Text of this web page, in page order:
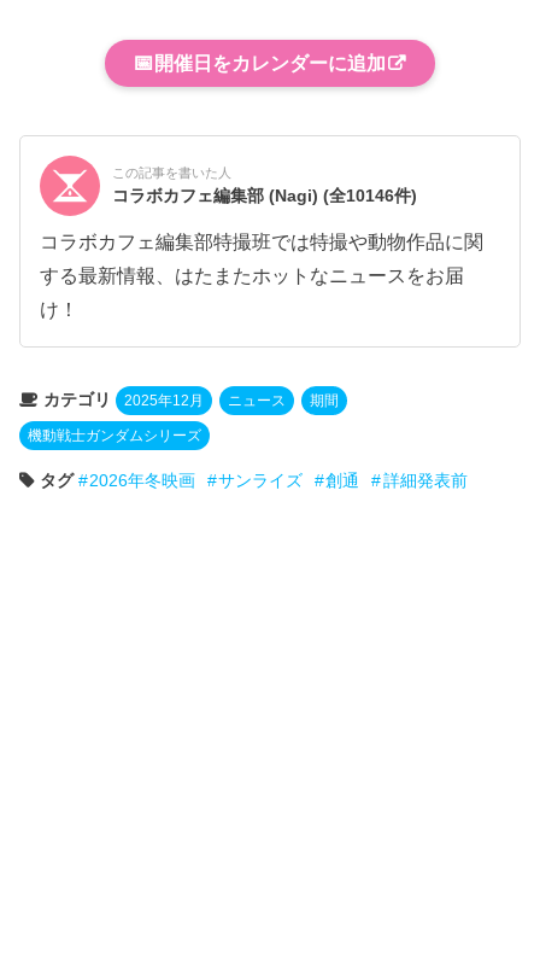
📅 開催日をカレンダーに追加
この記事を書いた人
コラボカフェ編集部 (Nagi)(全10146件)
コラボカフェ編集部特撮班では特撮や動物作品に関
する最新情報、はたまたホットなニュースをお届
け！
カテゴリ 2025年12月 ニュース 期間
機動戦士ガンダムシリーズ
タグ 2026年冬映画 サンライズ 創通 詳細発表前